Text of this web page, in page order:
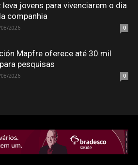
leva jovens para vivenciarem o dia
companhia
2026 0
Mapfre oferece até 30 mil
pesquisas
2026 0